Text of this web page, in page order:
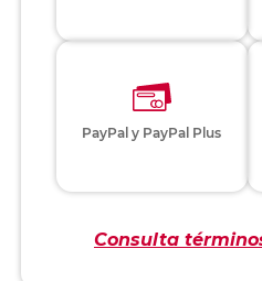
PayPal y PayPal Plus
Consulta